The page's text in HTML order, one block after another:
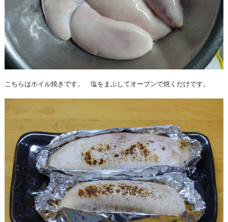
こちらはホイル焼きです。 塩をまぶしてオーブンで焼くだけです。